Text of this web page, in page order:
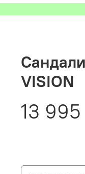
VISION
13